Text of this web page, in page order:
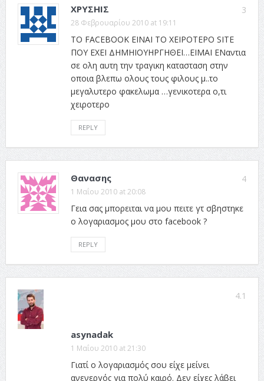
3
ΧΡΥΣΗΙΣ
28 Φεβρουαρίου 2010 at 19:11
TO FACEBOOK ΕΙΝΑΙ ΤΟ ΧΕΙΡΟΤΕΡΟ SITE
ΠΟΥ ΕΧΕΙ ΔΗΜΗΙΟΥΗΡΓΗΘΕΙ…ΕΙΜΑΙ ΕΝαντια
σε ολη αυτη την τραγικη κατασταση στην
οποια βλεπω ολους τους φιλους μ..το
μεγαλυτερο φακελωμα …γενικοτερα ο,τι
χειροτερο
REPLY
4
Θανασης
1 Μαΐου 2010 at 20:08
Γεια σας μπορειται να μου πειτε γτ σβηστηκε
ο λογαριασμος μου στο facebook ?
REPLY
4.1
asynadak
1 Μαΐου 2010 at 21:30
Γιατί ο λογαριασμός σου είχε μείνει
ανενεργός για πολύ καιρό. Δεν είχες λάβει